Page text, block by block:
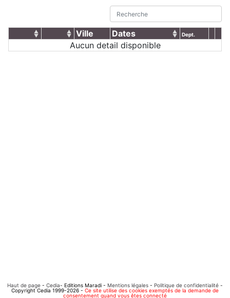
Ville Dates Dept.
Aucun detail disponible
Haut de page - Cedia- Editions Maradi - Mentions légales - Politique de confidentialité -
Copyright Cedia 1999-2026 - Ce site utilise des cookies exemptés de la demande de
consentement quand vous êtes connecté